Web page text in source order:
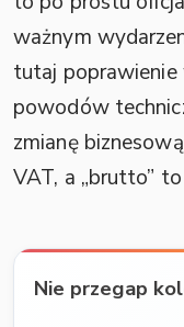
ważnym
tutaj poprawienie
powodów
zmianę
VAT, a „brutto”
Nie przegap